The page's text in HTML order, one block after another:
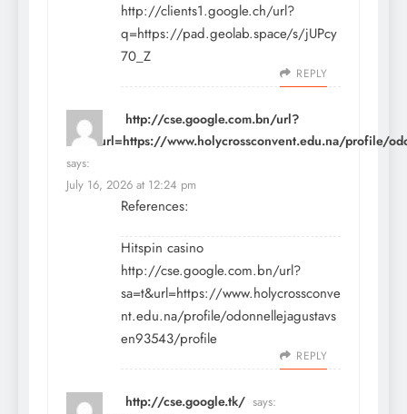
http://clients1.google.ch/url?
q=https://pad.geolab.space/s/jUPcy
70_Z
REPLY
http://cse.google.com.bn/url?
sa=t&url=https://www.holycrossconvent.edu.na/profile/
says:
July 16, 2026 at 12:24 pm
References:
Hitspin casino
http://cse.google.com.bn/url?
sa=t&url=https://www.holycrossconve
nt.edu.na/profile/odonnellejagustavs
en93543/profile
REPLY
http://cse.google.tk/ says: